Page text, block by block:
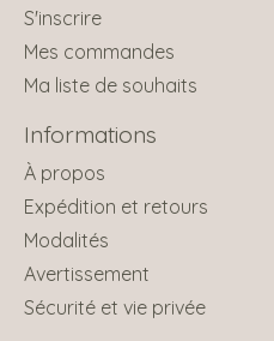
S'inscrire
Mes commandes
Ma liste de souhaits
Informations
À propos
Expédition et retours
Modalités
Avertissement
Sécurité et vie privée